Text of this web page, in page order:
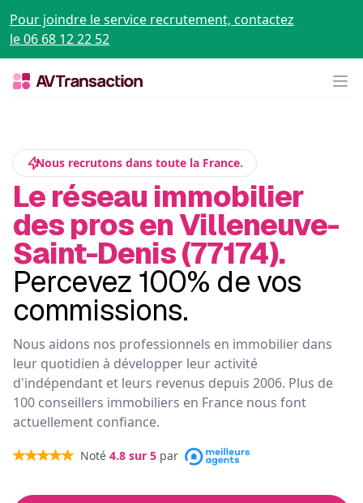
Pour joindre le service recrutement, contactez
le 06 68 12 22 52
Nous recrutons dans toute la France.
Le réseau immobilier
des pros en Villeneuve-
Saint-Denis (77174).
Percevez 100% de vos
commissions.
Nous aidons nos professionnels en immobilier dans
leur quotidien à développer leur activité
d'indépendant et leurs revenus depuis 2006. Plus de
100 conseillers immobiliers en France nous font
actuellement confiance.
Noté 4.8 sur 5 par